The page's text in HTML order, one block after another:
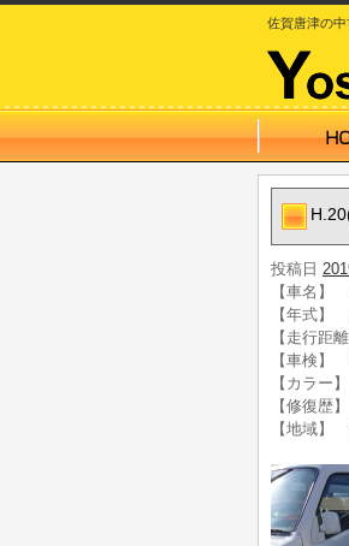
佐賀唐津の
投稿日
【車名】
【年式】
【走行距
【車検】
【カラー
【修復歴
【地域】